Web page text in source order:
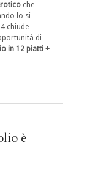
che
lo si
chiude
di
in 12 piatti +
è